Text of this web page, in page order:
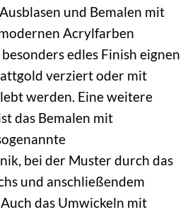
und Bemalen mit
Acrylfarben
edles Finish eignen
verziert oder mit
werden. Eine weitere
das Bemalen mit
bei der Muster durch das
und anschließendem
das Umwickeln mit